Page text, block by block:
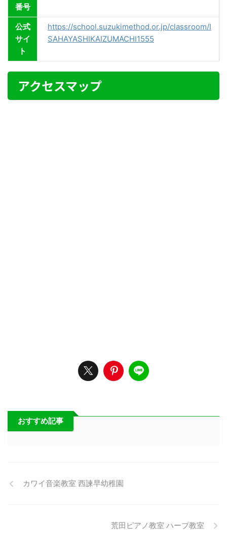
番号
公式
サイ
ト
https://school.suzukimethod.or.jp/classroom/I
SAHAYASHIKAIZUMACHI1555
アクセスマップ
おすすめ記事
カワイ音楽教室 西諫早幼稚園
荒田ピアノ教室 ハープ教室